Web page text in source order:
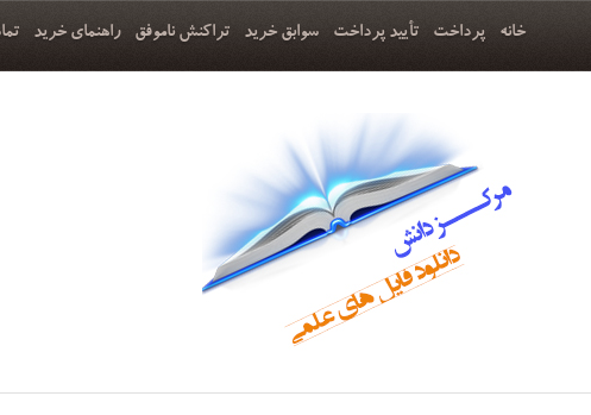
خانه پرداخت تأیید پرداخت سوابق خرید تراکنش ناموفق راهنمای خرید